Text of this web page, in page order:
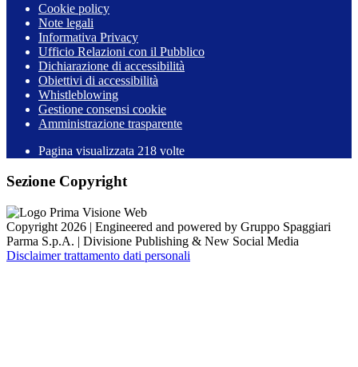
Cookie policy
Note legali
Informativa Privacy
Ufficio Relazioni con il Pubblico
Dichiarazione di accessibilità
Obiettivi di accessibilità
Whistleblowing
Gestione consensi cookie
Amministrazione trasparente
Pagina visualizzata 218 volte
Sezione Copyright
Copyright 2026 | Engineered and powered by Gruppo Spaggiari
Parma S.p.A. | Divisione Publishing & New Social Media
Disclaimer trattamento dati personali